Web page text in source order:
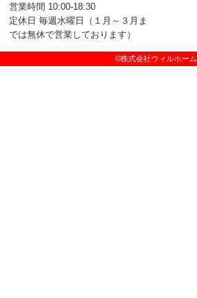
営業時間 10:00-18:30
定休日 毎週水曜日（１月～３月ま
では無休で営業しております）
©株式会社ウィルホーム